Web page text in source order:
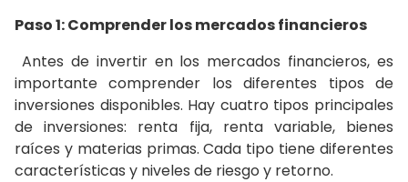
Paso 1: Comprender los mercados financieros
Antes de invertir en los mercados financieros, es
importante comprender los diferentes tipos de
inversiones disponibles. Hay cuatro tipos principales
de inversiones: renta fija, renta variable, bienes
raíces y materias primas. Cada tipo tiene diferentes
características y niveles de riesgo y retorno.